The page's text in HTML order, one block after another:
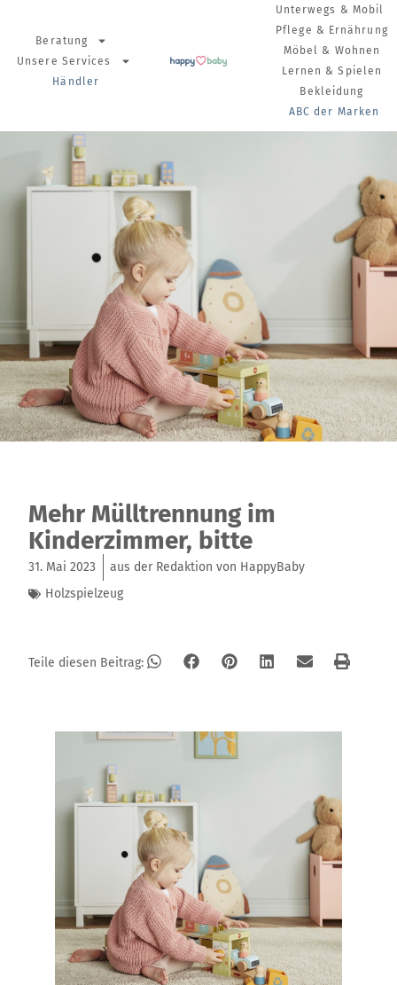
Beratung
Unsere Services
Händler
Unterwegs & Mobil
Pflege & Ernährung
Möbel & Wohnen
Lernen & Spielen
Bekleidung
ABC der Marken
Mehr Mülltrennung im
Kinderzimmer, bitte
31. Mai 2023
aus der Redaktion von HappyBaby
Holzspielzeug
Teile diesen Beitrag: